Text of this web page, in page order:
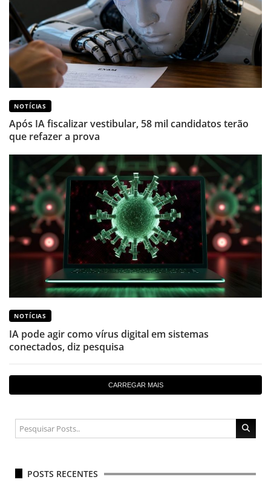
NOTÍCIAS
Após IA fiscalizar vestibular, 58 mil candidatos terão
que refazer a prova
NOTÍCIAS
IA pode agir como vírus digital em sistemas
conectados, diz pesquisa
CARREGAR MAIS
POSTS RECENTES